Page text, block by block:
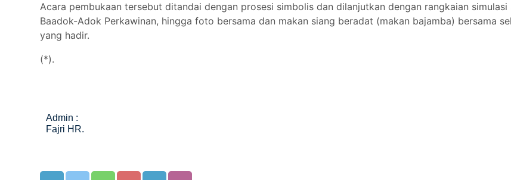
Acara pembukaan tersebut ditandai dengan prosesi simbolis dan dilanjutkan dengan rangkaian
Baadok-Adok Perkawinan, hingga foto bersama dan makan siang beradat (makan bajamba) bersama
yang hadir.
(*).
Admin :
Fajri HR.